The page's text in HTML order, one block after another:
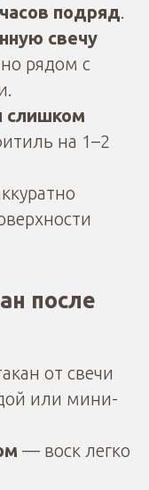
подряд
свечу
рядом с
слишком
на 1–2
после
от свечи
или мини-
— воск легко